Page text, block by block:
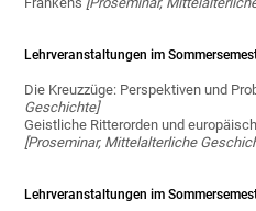
Lehrveranstaltungen im
Die Kreuzzüge: Perspektiven und
Geschichte]
Geistliche Ritterorden und
[Proseminar, Mittelalterliche
Lehrveranstaltungen im